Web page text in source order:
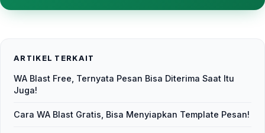
ARTIKEL TERKAIT
WA Blast Free, Ternyata Pesan Bisa Diterima Saat Itu
Juga!
Cara WA Blast Gratis, Bisa Menyiapkan Template Pesan!